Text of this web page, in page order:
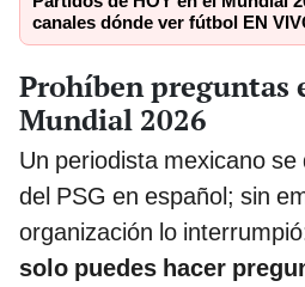
canales dónde ver fútbol EN
Prohíben preguntas
Mundial 2026
Un periodista mexicano
del PSG en español; sin
organización lo
solo puedes hacer